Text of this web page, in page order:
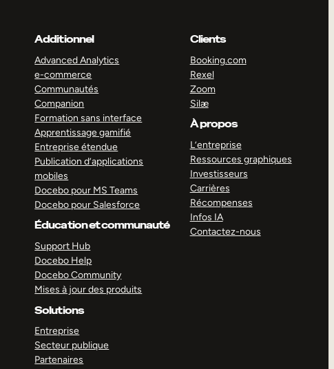
Additionnel
Advanced Analytics
e-commerce
Communautés
Companion
Formation sans interface
Apprentissage gamifié
Entreprise étendue
Publication d’applications
mobiles
Docebo pour MS Teams
Docebo pour Salesforce
Éducation et communauté
Support Hub
Docebo Help
Docebo Community
Mises à jour des produits
Solutions
Entreprise
Secteur publique
Partenaires
Clients
Booking.com
Rexel
Zoom
Silæ
À propos
L’entreprise
Ressources graphiques
Investisseurs
Carrières
Récompenses
Infos IA
Contactez-nous